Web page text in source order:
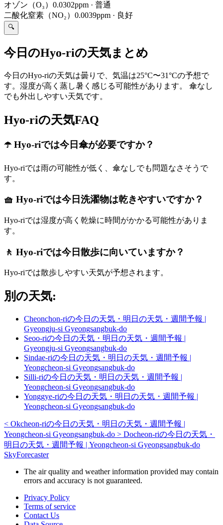
オゾン（O₃） 0.0302ppm · 普通
二酸化窒素（NO₂） 0.0039ppm · 良好
🔍
今日のHyo-riの天気まとめ
今日のHyo-riの天気は曇りで、気温は25°C〜31°Cの予想で
す。湿度が高く蒸し暑く感じる可能性があります。 傘なし
でも外出しやすい天気です。
Hyo-riの天気FAQ
☂️ Hyo-riでは今日傘が必要ですか？
Hyo-riでは雨の可能性が低く、傘なしでも問題なさそうで
す。
🧺 Hyo-riでは今日洗濯物は乾きやすいですか？
Hyo-riでは湿度が高く乾燥に時間がかかる可能性がありま
す。
🚶 Hyo-riでは今日散歩に向いていますか？
Hyo-riでは散歩しやすい天気が予想されます。
別の天気:
Cheonchon-riの今日の天気・明日の天気・週間予報 |
Gyeongju-si Gyeongsangbuk-do
Seoo-riの今日の天気・明日の天気・週間予報 |
Gyeongju-si Gyeongsangbuk-do
Sindae-riの今日の天気・明日の天気・週間予報 |
Yeongcheon-si Gyeongsangbuk-do
Silli-riの今日の天気・明日の天気・週間予報 |
Yeongcheon-si Gyeongsangbuk-do
Yonggye-riの今日の天気・明日の天気・週間予報 |
Yeongcheon-si Gyeongsangbuk-do
< Okcheon-riの今日の天気・明日の天気・週間予報 |
Yeongcheon-si Gyeongsangbuk-do > Docheon-riの今日の天気・
明日の天気・週間予報 | Yeongcheon-si Gyeongsangbuk-do
SkyForecaster
The air quality and weather information provided may contain
errors and accuracy is not guaranteed.
Privacy Policy
Terms of service
Contact Us